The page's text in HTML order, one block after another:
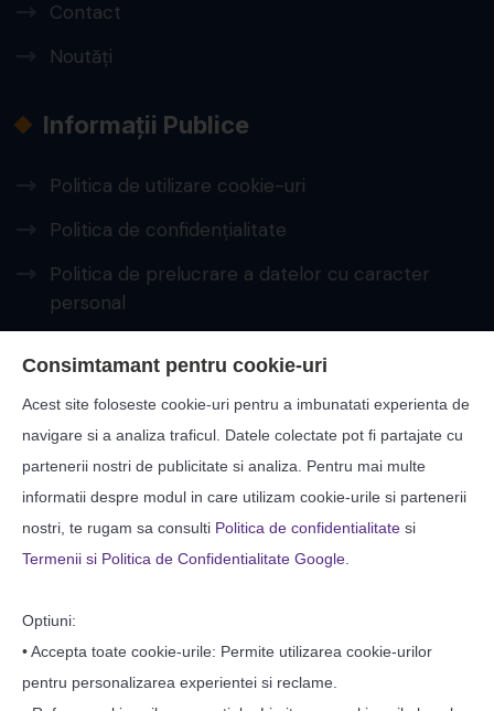
Contact
Noutăți
Informații Publice
Politica de utilizare cookie-uri
Politica de confidențialitate
Politica de prelucrare a datelor cu caracter
personal
PERSONAL – A.N.S.P.D.C.
Protecția consumatorilor – A.N.P.C.
Contact
Str: Zorilor, Nr: 17, Suceava
cnish_sv@yahoo.com
Consimtamant pentru cookie-uri
Acest site foloseste cookie-uri pentru a imbunatati experienta de
navigare si a analiza traficul. Datele colectate pot fi partajate cu
partenerii nostri de publicitate si analiza. Pentru mai multe
informatii despre modul in care utilizam cookie-urile si partenerii
nostri, te rugam sa consulti Politica de confidentialitate si
Termenii si Politica de Confidentialitate Google
Optiuni:
• Accepta toate cookie-urile: Permite utilizarea cookie-urilor
pentru personalizarea experientei si reclame.